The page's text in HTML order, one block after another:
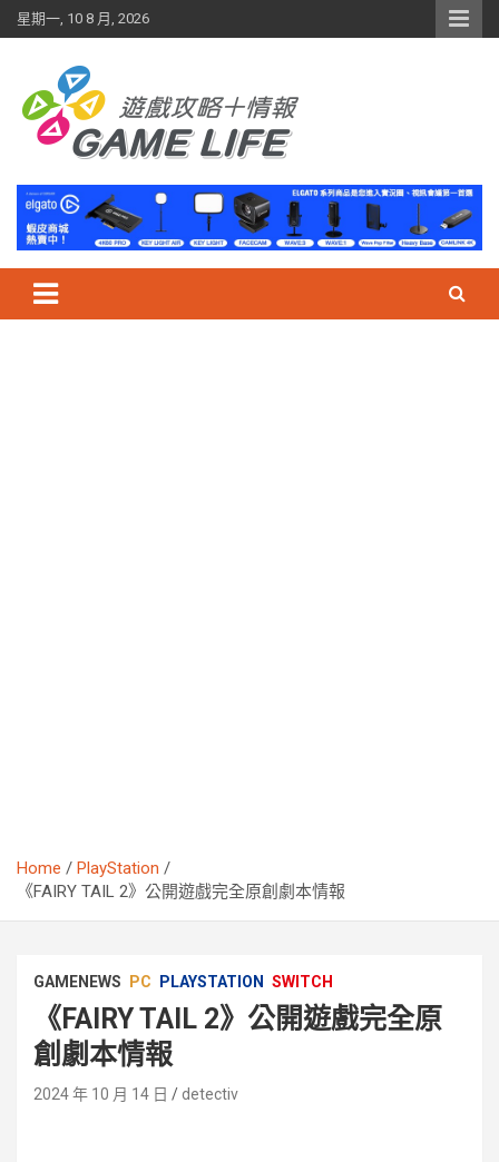
Skip
to
星期一, 10 8 月, 2026
Home
PlayStation
《FAIRY TAIL 2》公開遊戲完全原創劇本情報
GAMENEWS PC PLAYSTATION SWITCH
《FAIRY TAIL 2》公開遊戲完全原
創劇本情報
2024 年 10 月 14 日 detectiv